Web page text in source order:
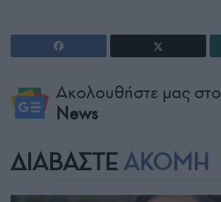
Ακολουθήστε μας στο
News
ΔΙΑΒΑΣΤΕ ΑΚΟΜΗ